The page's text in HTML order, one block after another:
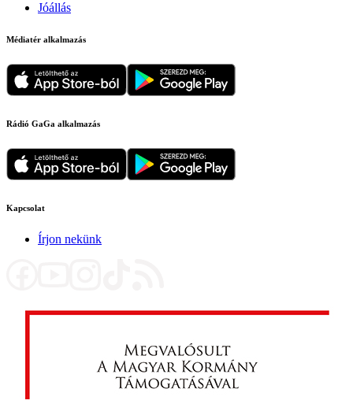
Jóállás
Médiatér alkalmazás
Rádió GaGa alkalmazás
Kapcsolat
Írjon nekünk